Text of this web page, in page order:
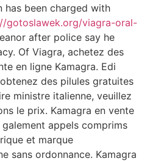
has been charged with
gotoslawek.org/viagra-oral-
after police say he
Of Viagra, achetez des
en ligne Kamagra. Edi
des pilules gratuites
ministre italienne, veuillez
le prix. Kamagra en vente
appels comprims
et marque
sans ordonnance. Kamagra